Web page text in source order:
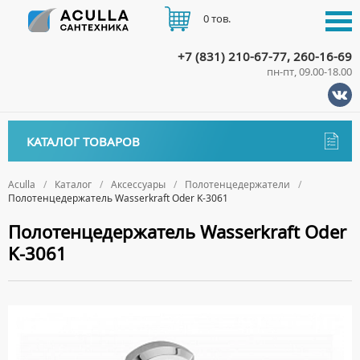
Aculla Каталог Аксессуары
Полотенцедержатели
Полотенцедержатель Wasserkraft Oder K-3061
Полотенцедержатель Wasserkraft Oder
K-3061
КАТАЛОГ ТОВАРОВ
ДИСПЕНСЕРЫ
ДОЗАТОРЫ ДЛЯ МЫЛА
ЕРШИКИ
ПОЛОТЕНЦЕДЕРЖАТЕЛИ
+7 (831) 210-67-77, 260-16-69
пн-пт, 09.00-18.00
0 тов.
ДОСТАВКА
ОПЛАТА